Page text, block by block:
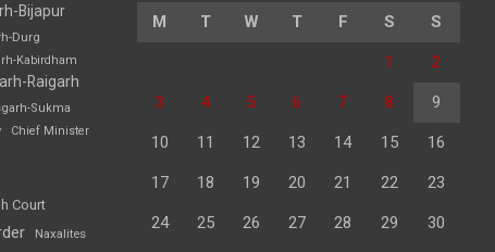
Bijapur
Durg
Kabirdham
Raigarh
Sukma
Chief Minister
Court
Naxalites
M T W T F S S
1 2
3 4 5 6 7 8 9
10 11 12 13 14 15 16
17 18 19 20 21 22 23
24 25 26 27 28 29 30